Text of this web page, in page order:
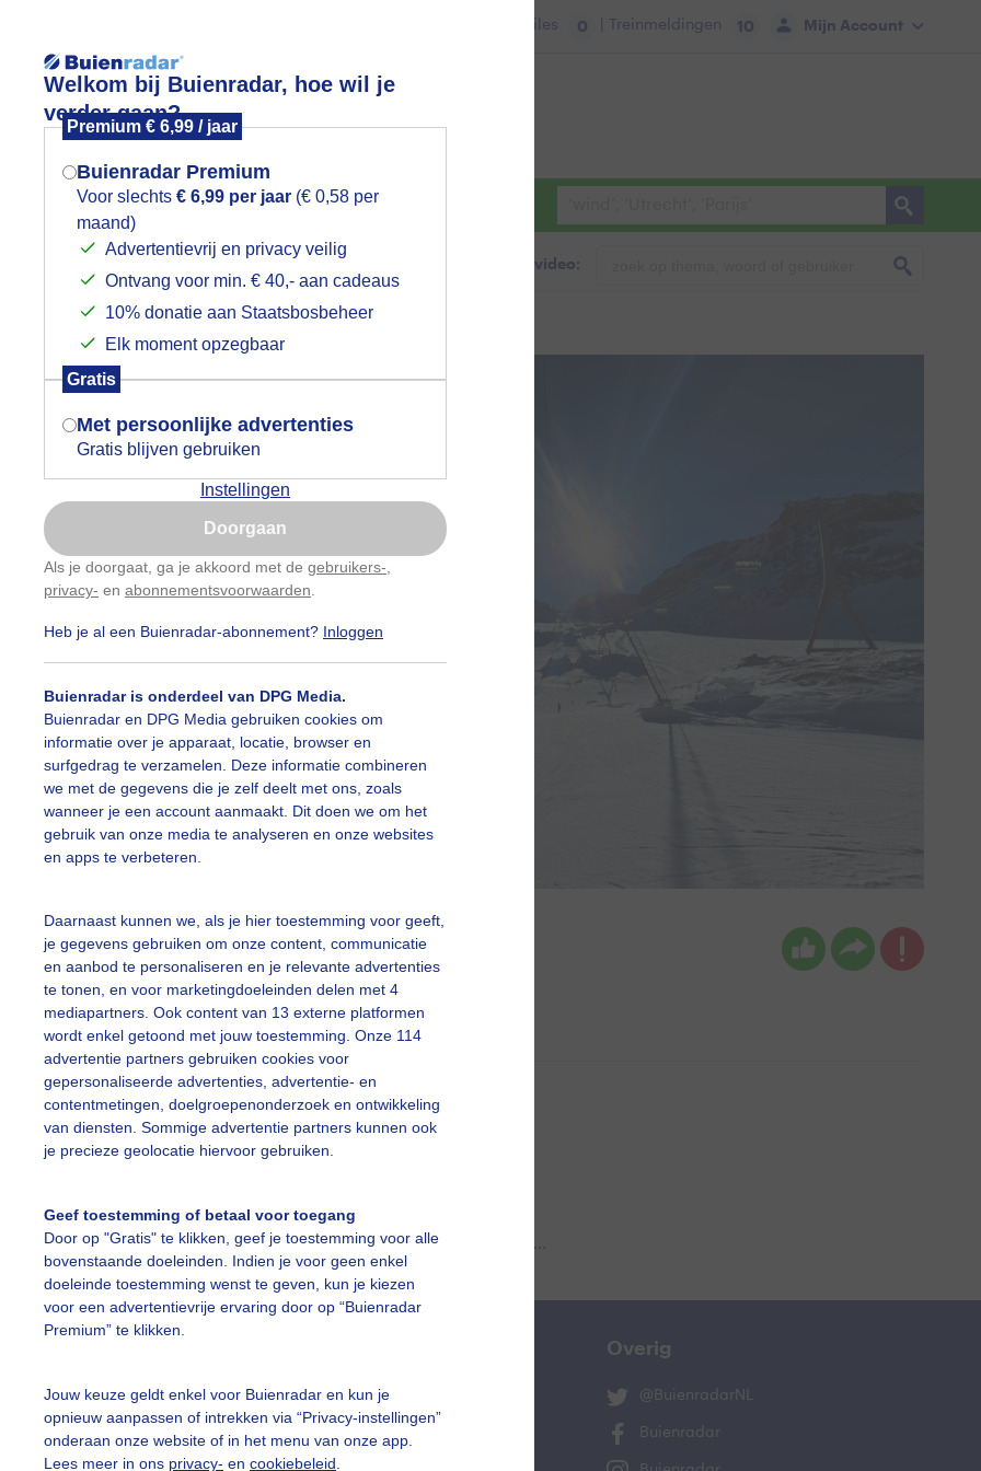
Welkom bij Buienradar, hoe wil je
verder gaan?
Premium € 6,99 / jaar
Buienradar Premium
Voor slechts € 6,99 per jaar (€ 0,58 per
maand)
Advertentievrij en privacy veilig
Ontvang voor min. € 40,- aan cadeaus
10% donatie aan Staatsbosbeheer
Elk moment opzegbaar
Gratis
Met persoonlijke advertenties
Gratis blijven gebruiken
Instellingen
Doorgaan
Als je doorgaat, ga je akkoord met de gebruikers-
privacy- en abonnementsvoorwaarden
Heb je al een Buienradar-abonnement? Inloggen
Buienradar is onderdeel van DPG Media.
Buienradar en DPG Media gebruiken cookies om
informatie over je apparaat, locatie, browser en
surfgedrag te verzamelen. Deze informatie combineren
we met de gegevens die je zelf deelt met ons, zoals
wanneer je een account aanmaakt. Dit doen we om het
gebruik van onze media te analyseren en onze websites
en apps te verbeteren.
Daarnaast kunnen we, als je hier toestemming voor geeft,
je gegevens gebruiken om onze content, communicatie
en aanbod te personaliseren en je relevante advertenties
te tonen, en voor marketingdoeleinden delen met 4
mediapartners. Ook content van 13 externe platformen
wordt enkel getoond met jouw toestemming. Onze 114
advertentie partners gebruiken cookies voor
gepersonaliseerde advertenties, advertentie- en
contentmetingen, doelgroepenonderzoek en ontwikkeling
van diensten. Sommige advertentie partners kunnen ook
je precieze geolocatie hiervoor gebruiken.
Geef toestemming of betaal voor toegang
Door op "Gratis" te klikken, geef je toestemming voor alle
bovenstaande doeleinden. Indien je voor geen enkel
doeleinde toestemming wenst te geven, kun je kiezen
voor een advertentievrije ervaring door op “Buienradar
Premium” te klikken.
Jouw keuze geldt enkel voor Buienradar en kun je
opnieuw aanpassen of intrekken via “Privacy-instellingen”
onderaan onze website of in het menu van onze app.
Lees meer in ons privacy- en cookiebeleid
Mijn Account
Files 0 | Treinmeldingen 10
Foto en video Weerzine
Zoeken in foto & video:
Stubaier gletsjer
Eric Kromhout Gemaakt: 08-11-2025, 57x bekeken
Winter Zon
slideshow
Een moment geduld aub...
vragen
De Bilt
Overig
@BuienradarNL
Buienradar
Mogen we je locatie gebruiken voor
het weer?
Indien je hier nog geen akkoord op hebt
gegeven, verschijnt er zo een pop-up uit
je browser waarin deze toestemming
gevraagd wordt.
Is goed, toon de popup
Nu niet, misschien later
Gebruik je Safari en wil je niet elke dag deze pop-up
Klikhierom dit aan te passen